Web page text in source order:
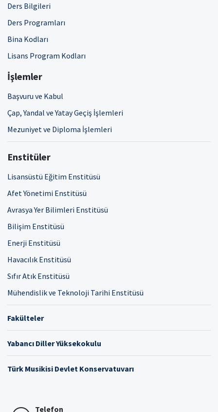
Ders Bilgileri
Ders Programları
Bina Kodları
Lisans Program Kodları
İşlemler
Başvuru ve Kabul
Çap, Yandal ve Yatay Geçiş İşlemleri
Mezuniyet ve Diploma İşlemleri
Enstitüler
Lisansüstü Eğitim Enstitüsü
Afet Yönetimi Enstitüsü
Avrasya Yer Bilimleri Enstitüsü
Bilişim Enstitüsü
Enerji Enstitüsü
Havacılık Enstitüsü
Sıfır Atık Enstitüsü
Mühendislik ve Teknoloji Tarihi Enstitüsü
Fakülteler
Yabancı Diller Yüksekokulu
Türk Musikisi Devlet Konservatuvarı
Telefon